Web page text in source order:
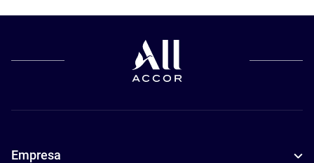
Empresa